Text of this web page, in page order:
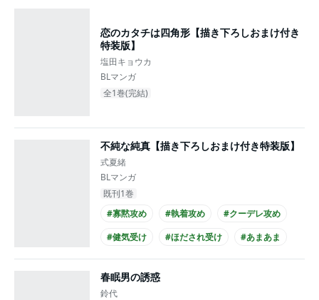
恋のカタチは四角形【描き下ろしおまけ付き
特装版】
塩田キョウカ
BLマンガ
全1巻(完結)
不純な純真【描き下ろしおまけ付き特装版】
式夏緒
BLマンガ
既刊1巻
#寡黙攻め
#執着攻め
#クーデレ攻め
#健気受け
#ほだされ受け
#あまあま
#せつない
#仕事関係
#年下攻め
#長身攻め
春眠男の誘惑
鈴代